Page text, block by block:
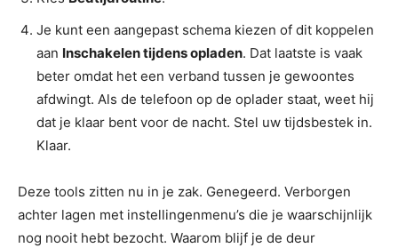
Je kunt een aangepast schema kiezen of dit koppelen
aan Inschakelen tijdens opladen. Dat laatste is vaak
beter omdat het een verband tussen je gewoontes
afdwingt. Als de telefoon op de oplader staat, weet hij
dat je klaar bent voor de nacht. Stel uw tijdsbestek in.
Klaar.
Deze tools zitten nu in je zak. Genegeerd. Verborgen
achter lagen met instellingenmenu’s die je waarschijnlijk
nog nooit hebt bezocht. Waarom blijf je de deur